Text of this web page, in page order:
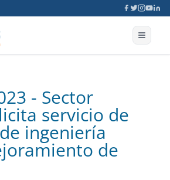
- Sector
servicio de
ingeniería
de